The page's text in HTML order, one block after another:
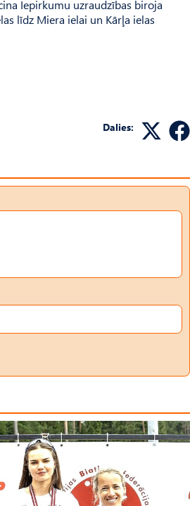
Iepirkumu uzraudzības biroja
līdz Miera ielai un Kārļa ielas
Dalies: